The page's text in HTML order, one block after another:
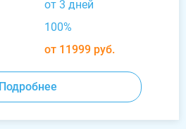
от 3 дней
100%
от 11999 руб.
Подробнее